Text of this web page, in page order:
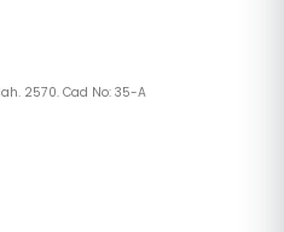
2570. Cad No: 35-A